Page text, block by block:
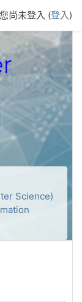
您尚未登入 (登入)
Science)